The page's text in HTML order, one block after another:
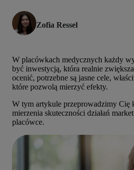
Zofia Ressel
W placówkach medycznych każdy
być inwestycją, która realnie
ocenić, potrzebne są jasne cele,
które pozwolą mierzyć efekty.
W tym artykule przeprowadzimy Cię
mierzenia skuteczności działań
placówce.